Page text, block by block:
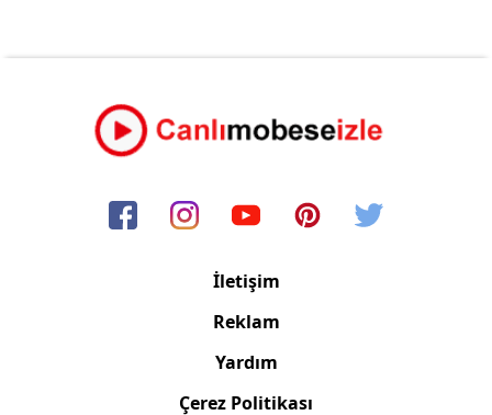
İletişim
Reklam
Yardım
Çerez Politikası